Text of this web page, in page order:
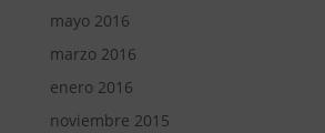
mayo 2016
marzo 2016
enero 2016
noviembre 2015